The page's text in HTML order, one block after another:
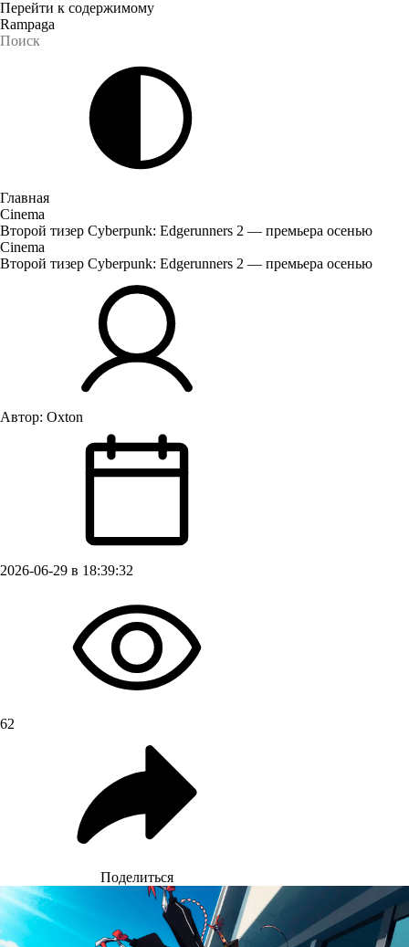
Перейти к содержимому
Rampaga
Главная
Cinema
Второй тизер Cyberpunk: Edgerunners 2 — премьера осенью
Cinema
Второй тизер Cyberpunk: Edgerunners 2 — премьера осенью
Автор: Oxton
2026-06-29 в 18:39:32
62
Поделиться